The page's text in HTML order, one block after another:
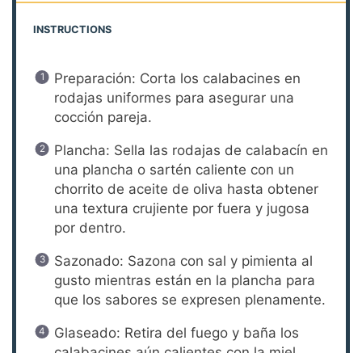
INSTRUCTIONS
Preparación: Corta los calabacines en
rodajas uniformes para asegurar una
cocción pareja.
Plancha: Sella las rodajas de calabacín en
una plancha o sartén caliente con un
chorrito de aceite de oliva hasta obtener
una textura crujiente por fuera y jugosa
por dentro.
Sazonado: Sazona con sal y pimienta al
gusto mientras están en la plancha para
que los sabores se expresen plenamente.
Glaseado: Retira del fuego y baña los